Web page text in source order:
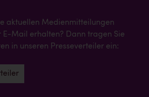
aktuellen Medienmitteilungen
E-Mail erhalten? Dann tragen Sie
in unseren Presseverteiler ein: